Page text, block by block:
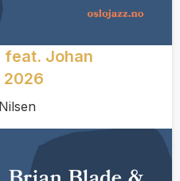
feat. Johan
2026